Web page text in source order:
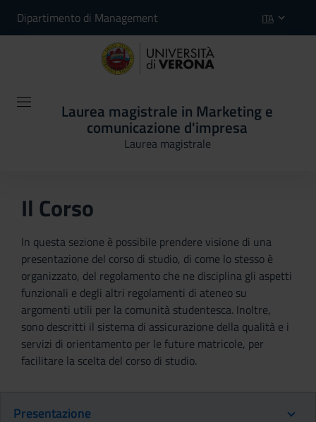
Dipartimento di Management ITA
Laurea magistrale in Marketing e
comunicazione d'impresa
Laurea magistrale
Il Corso
In questa sezione è possibile prendere visione di una
presentazione del corso di studio, di come lo stesso è
organizzato, del regolamento che ne disciplina gli aspetti
funzionali e degli altri regolamenti di ateneo su
argomenti utili per la comunità studentesca. Inoltre,
sono descritti il sistema di assicurazione della qualità e i
servizi di orientamento per le future matricole, per
facilitare la scelta del corso di studio.
Presentazione